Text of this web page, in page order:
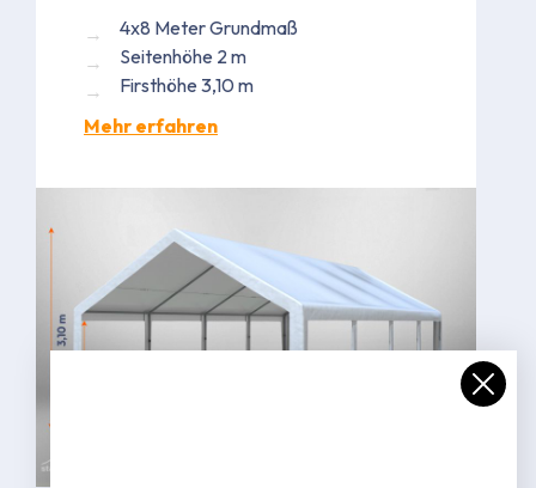
4x8 Meter Grundmaß
Seitenhöhe 2 m
Firsthöhe 3,10 m
Mehr erfahren